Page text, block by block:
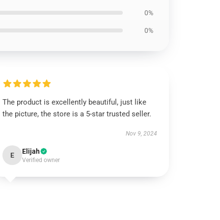
0%
0%
The product is excellently beautiful, just like
the picture, the store is a 5-star trusted seller.
Nov 9, 2024
E Elijah
Verified owner